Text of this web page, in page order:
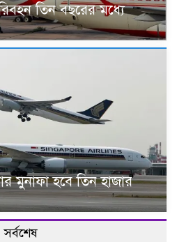
তিন বছরের মধ্যে
মুনাফা হবে তিন হাজার
সর্বশেষ